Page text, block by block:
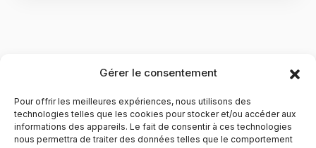
Gérer le consentement
Pour offrir les meilleures expériences, nous utilisons des
technologies telles que les cookies pour stocker et/ou accéder aux
informations des appareils. Le fait de consentir à ces technologies
nous permettra de traiter des données telles que le comportement